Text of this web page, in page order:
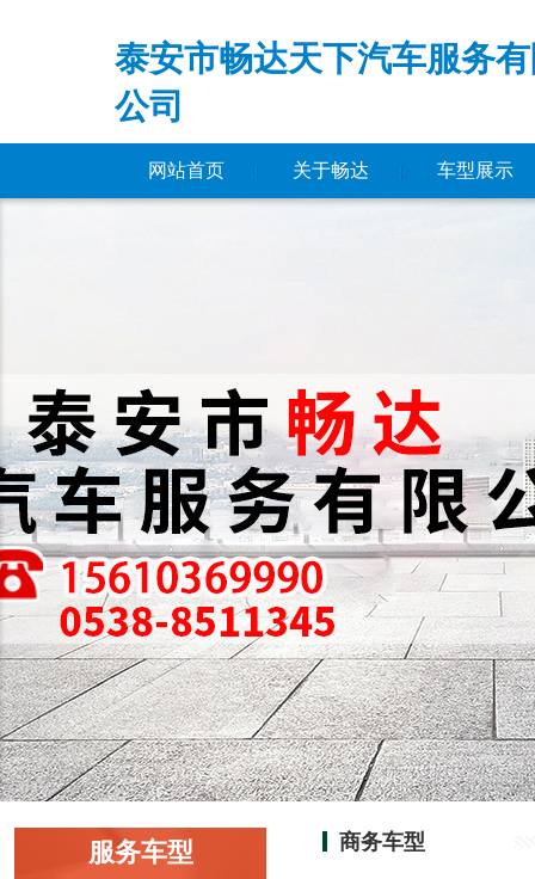
泰安市畅达天下汽车服务
公司
网站首页 关于畅达 车型展示
服务车型 商务车型